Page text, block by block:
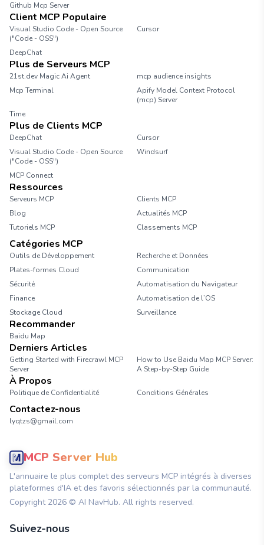
Github Mcp Server
Client MCP Populaire
Visual Studio Code - Open Source
("Code - OSS")
Cursor
DeepChat
Plus de Serveurs MCP
21st.dev Magic Ai Agent
mcp audience insights
Mcp Terminal
Apify Model Context Protocol
(mcp) Server
Time
Plus de Clients MCP
DeepChat
Cursor
Visual Studio Code - Open Source
("Code - OSS")
Windsurf
MCP Connect
Ressources
Serveurs MCP
Clients MCP
Blog
Actualités MCP
Tutoriels MCP
Classements MCP
Catégories MCP
Outils de Développement
Recherche et Données
Plates-formes Cloud
Communication
Sécurité
Automatisation du Navigateur
Finance
Automatisation de l’OS
Stockage Cloud
Surveillance
Recommander
Baidu Map
Derniers Articles
Getting Started with Firecrawl MCP
Server
How to Use Baidu Map MCP Server:
A Step-by-Step Guide
À Propos
Politique de Confidentialité Conditions Générales
Contactez-nous
lyqtzs@gmail.com
MCP Server Hub
L'annuaire le plus complet des serveurs MCP intégrés à diverses
plateformes d'IA et des favoris sélectionnés par la communauté.
Copyright 2026 © AI NavHub. All rights reserved.
Suivez-nous